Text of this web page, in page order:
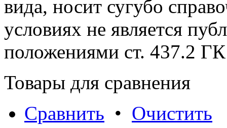
вида, носит сугубо
условиях не является
положениями cт. 437.2
Товары для сравнения
Сравнить • Очистить